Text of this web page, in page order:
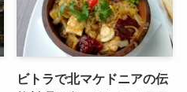
ビトラで北マケドニアの伝